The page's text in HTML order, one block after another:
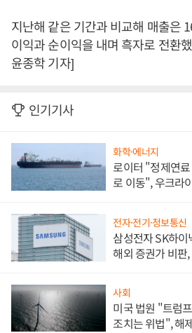
지난해 같은 기간과 비교해 매출은
이익과 순이익을 내며 흑자로 전환
윤종학 기자]
인기기사
화학·에너지
로이터 "정제연
로 이동", 우크라
전자·전기·정보통신
삼성전자 SK하
해외 증권가 비판
사회
미국 법원 "트럼
조치는 위법", 해